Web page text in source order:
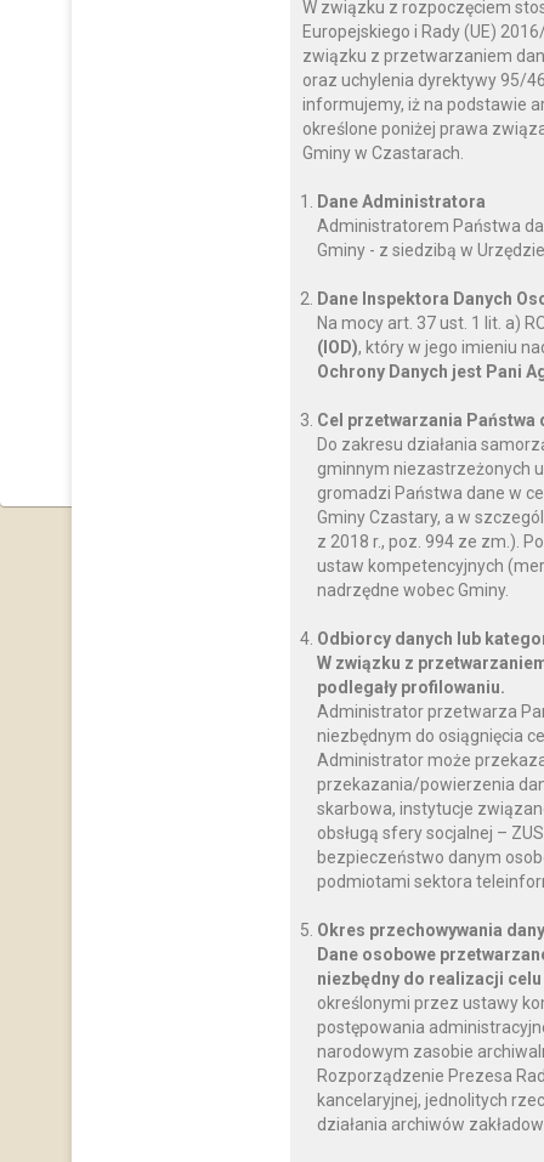
W związku z rozpoczęciem
Europejskiego i Rady (UE)
związku z przetwarzaniem
oraz uchylenia dyrektywy 95/
informujemy, iż na podstawie
określone poniżej prawa
Gminy w Czastarach.
Dane Administratora
Administratorem Państwa
Gminy - z siedzibą w
Dane Inspektora Danych
Na mocy art. 37 ust. 1 lit. a)
(IOD), który w jego imieniu
Ochrony Danych jest Pani
Cel przetwarzania Państwa
Do zakresu działania
gminnym niezastrzeżonych
gromadzi Państwa dane w
Gminy Czastary, a w
z 2018 r., poz. 994 ze zm.).
ustaw kompetencyjnych
nadrzędne wobec Gminy.
Odbiorcy danych lub
W związku z
podlegały profilowaniu.
Administrator przetwarza
niezbędnym do osiągnięcia
Administrator może
przekazania/powierzenia
skarbowa, instytucje
obsługą sfery socjalnej –
bezpieczeństwo danym
podmiotami sektora
Okres przechowywania
Dane osobowe
niezbędny do realizacji
określonymi przez ustawy
postępowania
narodowym zasobie
Rozporządzenie Prezesa
kancelaryjnej, jednolitych
działania archiwów